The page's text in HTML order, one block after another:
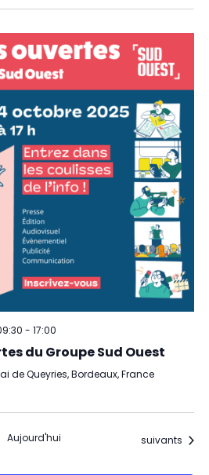
- 17:00
du Groupe Sud Ouest
de Queyries, Bordeaux, France
Aujourd'hui Évènements
suivants